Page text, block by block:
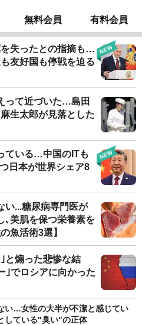
無料会員 有料会員
失ったとの指摘も…
友好国も停戦を迫る
って近づいた…島田
生太郎が見落とした
ている…中国のITも
日本が世界シェア8
い...糖尿病専門医が
､美肌を保つ栄養素を
魚活術3選】
と煽った悲惨な結
でロシアに向かった
い…女性の大半が不潔と感じてい
している"臭い"の正体